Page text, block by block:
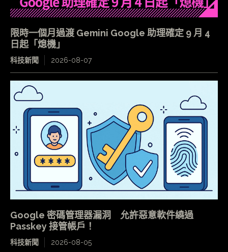
限時一個月過渡 Gemini Google 助理確定 9 月 4
日起「熄機」
科技新聞 2026-08-07
Google 密碼管理器漏洞 允許惡意軟件繞過
Passkey 接管帳戶！
科技新聞 2026-08-05